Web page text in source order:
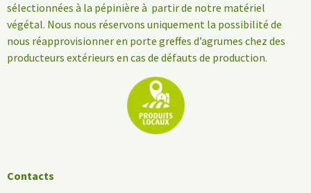
sélectionnées à la pépinière à partir de notre matériel
végétal. Nous nous réservons uniquement la possibilité de
nous réapprovisionner en porte greffes d’agrumes chez des
producteurs extérieurs en cas de défauts de production.
Contacts